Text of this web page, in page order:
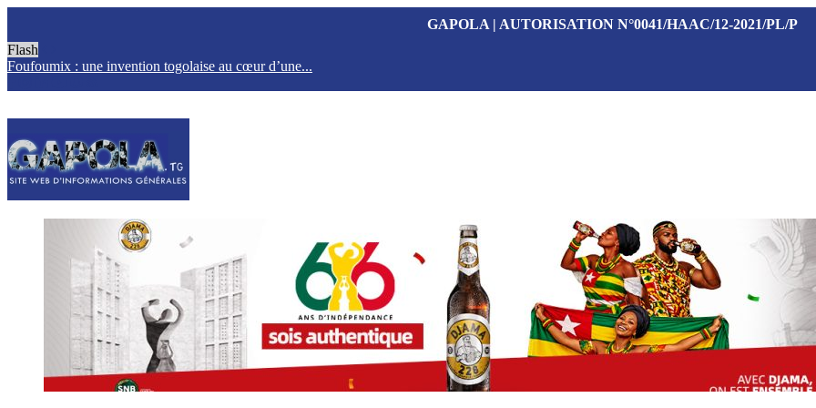
GAPOLA | AUTORISATION N°0041/HAAC/12-2021/PL/P
Flash
Foufoumix : une invention togolaise au cœur d’une...